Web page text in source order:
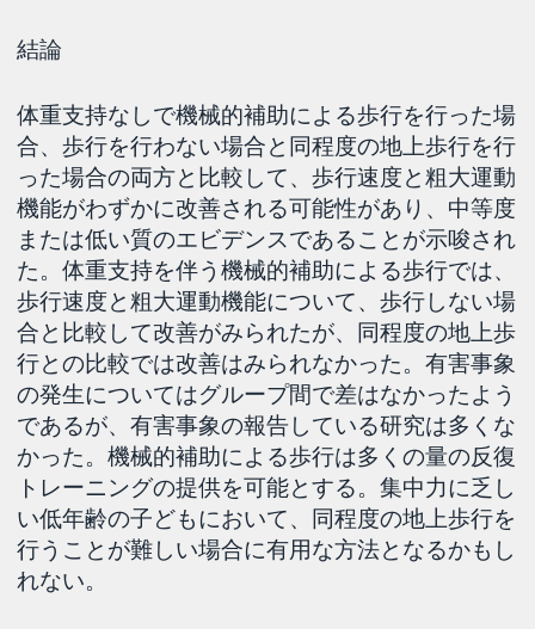
結論
体重支持なしで機械的補助による歩行を行った場
合、歩行を行わない場合と同程度の地上歩行を行
った場合の両方と比較して、歩行速度と粗大運動
機能がわずかに改善される可能性があり、中等度
または低い質のエビデンスであることが示唆され
た。体重支持を伴う機械的補助による歩行では、
歩行速度と粗大運動機能について、歩行しない場
合と比較して改善がみられたが、同程度の地上歩
行との比較では改善はみられなかった。有害事象
の発生についてはグループ間で差はなかったよう
であるが、有害事象の報告している研究は多くな
かった。機械的補助による歩行は多くの量の反復
トレーニングの提供を可能とする。集中力に乏し
い低年齢の子どもにおいて、同程度の地上歩行を
行うことが難しい場合に有用な方法となるかもし
れない。